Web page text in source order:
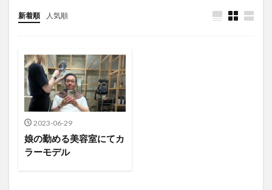
新着順 人気順
2023-06-29
娘の勤める美容室にてカ
ラーモデル